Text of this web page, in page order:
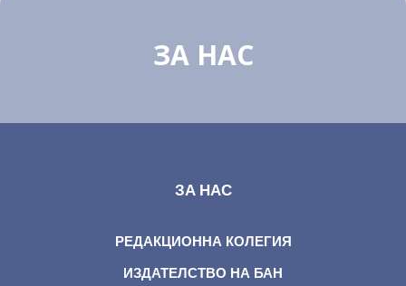
ЗА НАС
ЗА НАС
РЕДАКЦИОННА КОЛЕГИЯ
ИЗДАТЕЛСТВО НА БАН